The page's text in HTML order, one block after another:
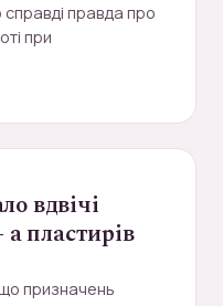
правда про
при
вдвічі
пластирів
призначень